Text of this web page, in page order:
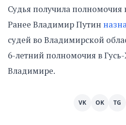
Судья получила полномочия
Ранее Владимир Путин
судей во Владимирской
6-летний полномочия в
Владимире.
VK OK TG